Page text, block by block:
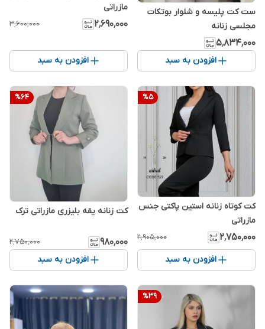
ست کت پلیسه و شلوار بوتکات
مجلسی زنانه
۵٬۸۳۴٬۰۰۰
افزودن به سبد
مازراتی
۲٬۶۹۰٬۰۰۰ ۳٬۶۰۰٬۰۰۰
افزودن به سبد
%5
کت کوتاه زنانه استین پاکتی جنس
مازراتی
۲٬۷۵۰٬۰۰۰ ۲٬۹۰۵٬۰۰۰
افزودن به سبد
%64
کت زنانه یقه بلیزری مازراتی ترک
۹۸۰٬۰۰۰ ۲٬۷۵۰٬۰۰۰
افزودن به سبد
%39